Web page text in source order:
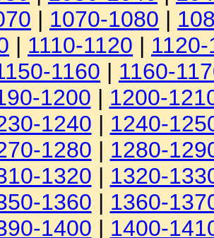
| 1070-1080 |
| 1110-1120 |
1160 | 1160-
1200 | 1200-
1240 | 1240-
1280 | 1280-
1320 | 1320-
1360 | 1360-
1400 | 1400-